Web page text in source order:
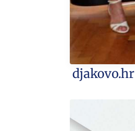
djakovo.hr